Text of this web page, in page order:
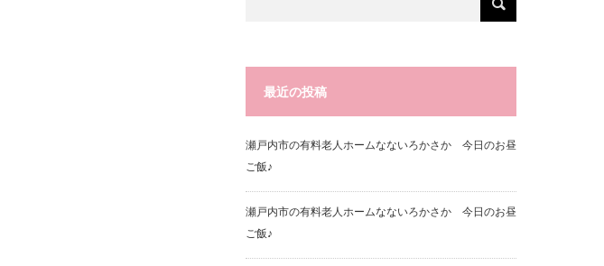
最近の投稿
瀬戸内市の有料老人ホームなないろかさか 今日のお昼
ご飯♪
瀬戸内市の有料老人ホームなないろかさか 今日のお昼
ご飯♪